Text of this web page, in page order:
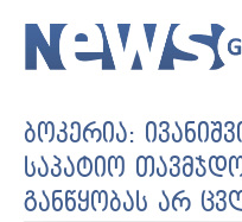
ბოკერია:
საპატიო
განწყობას არ